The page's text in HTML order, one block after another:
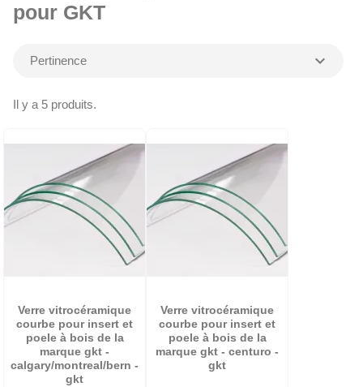
pour GKT
Il y a 5 produits.
Pertinence expand_more
Verre vitrocéramique
courbe pour insert et
poele à bois de la
marque gkt -
calgary/montreal/bern -
gkt
Verre vitrocéramique
courbe pour insert et
poele à bois de la
marque gkt - centuro -
gkt